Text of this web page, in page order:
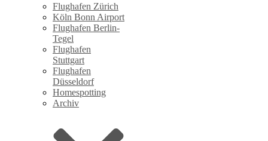
Flughafen Zürich
Köln Bonn Airport
Flughafen Berlin-
Tegel
Flughafen
Stuttgart
Flughafen
Düsseldorf
Homespotting
Archiv